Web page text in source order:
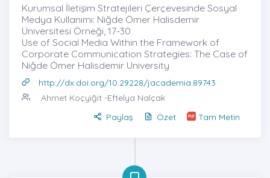
Kurumsal İletişim Stratejileri Çerçevesinde Sosyal
Medya Kullanımı: Niğde Ömer Halisdemir
Üniversitesi Örneği, 17-30
Use of Social Media Within the Framework of
Corporate Communication Strategies: The Case of
Niğde Ömer Halisdemir University
http://dx.doi.org/10.29228/jacademia.89743
Ahmet Koçyiğit -Eftelya Nalçak
Paylaş
Özet Tam Metin